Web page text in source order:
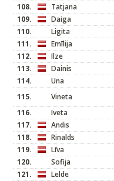
108.
Tatjana
109.
Daiga
110.
Ligita
111.
Emīlija
112.
Ilze
113.
Dainis
114.
Una
115.
Vineta
116.
Iveta
117.
Andis
118.
Rinalds
119.
Līva
120.
Sofija
121.
Lelde